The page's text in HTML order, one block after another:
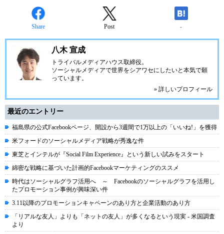
Share Post -
八木 宣成
トライバルメディアハウス取締役。
ソーシャルメディアで世界をシアワセにしたいと本気で願
っています。
» 詳しいプロフィール
最近のエントリー
福島県の公式Facebookページ、開設から3週間で1万以上の「いいね!」を獲得
米フォードのソーシャルメディア戦略が秀逸な件
東芝とインテルが『Social Film Experience』という新しい試みをスタート
綿密な戦略に基づいた計画的Facebookマーケティングのススメ
時代はソーシャルグラフ活用へ ～ Facebookのソーシャルグラフを活用し
たプロモーション事例が興味深い件
3.11以降のプロモーションキャペーンのあり方と企業活動のあり方
「リアルな友人」よりも「ネットの友人」が多くなるという現実 - 米国調査
より